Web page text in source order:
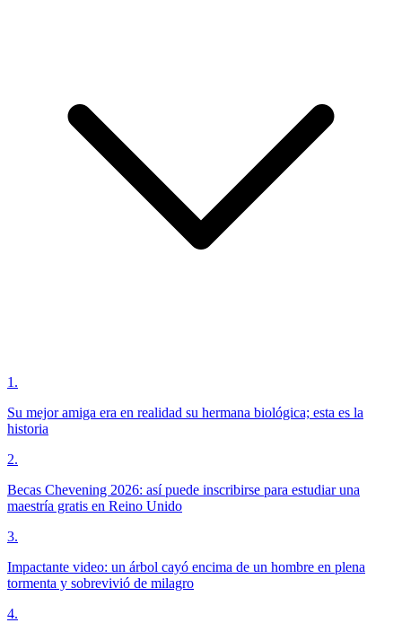
1 .
Su mejor amiga era en realidad su hermana biológica; esta es la
historia
2.
Becas Chevening 2026: así puede inscribirse para estudiar una
maestría gratis en Reino Unido
3.
Impactante video: un árbol cayó encima de un hombre en plena
tormenta y sobrevivió de milagro
4.